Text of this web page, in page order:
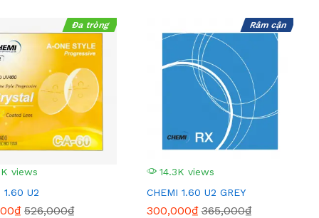
views
Đa tròng
1.60 U2
526,000₫
14.3K views
Râm cận
CHEMI 1.60 U2 GREY
300,000₫365,000₫